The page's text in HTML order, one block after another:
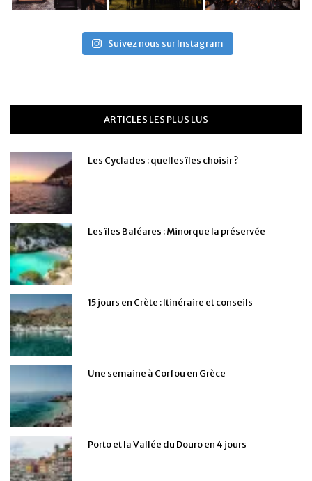
Suivez nous sur Instagram
ARTICLES LES PLUS LUS
Les Cyclades : quelles îles choisir ?
Les îles Baléares : Minorque la préservée
15 jours en Crète : Itinéraire et conseils
Une semaine à Corfou en Grèce
Porto et la Vallée du Douro en 4 jours